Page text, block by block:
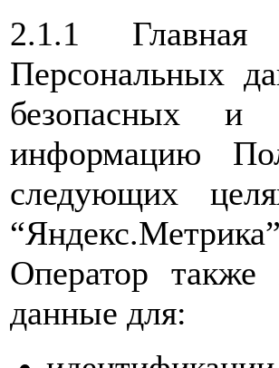
2.1.1
Персональных
безопасных и
информацию
следующих
Оператор также
данные для: